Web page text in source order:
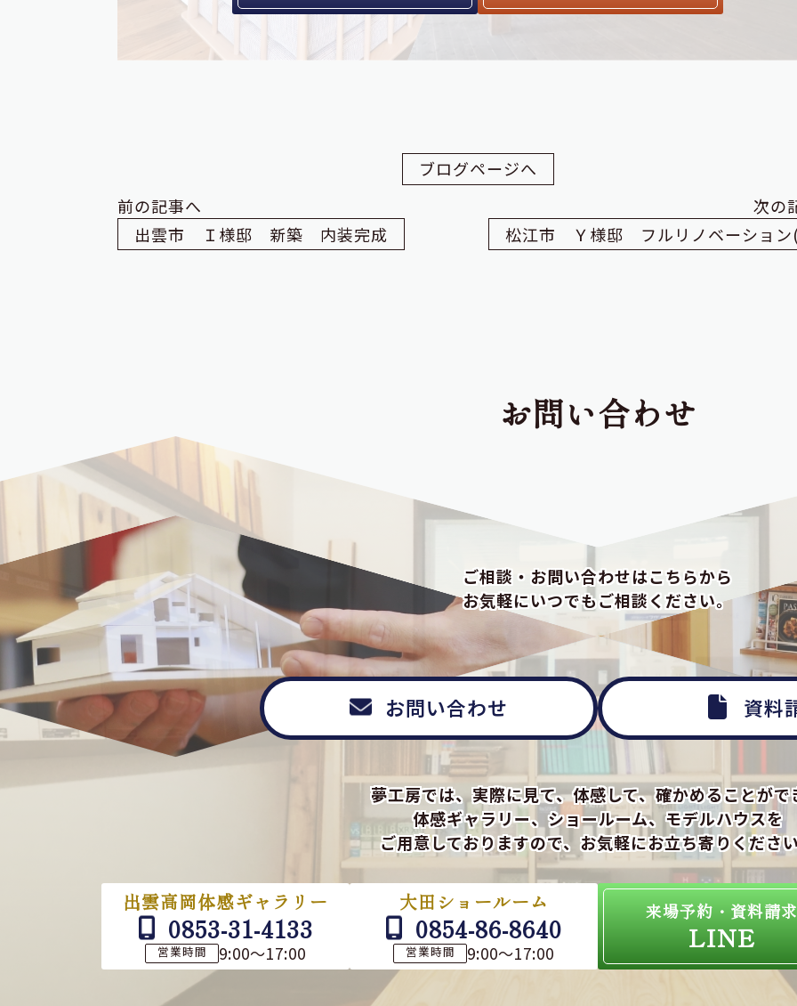
ブログページへ
前の記事へ
出雲市 Ｉ様邸 新築 内装完成
次の
お問い合わせ
ご相談・お問い合わせはこちらから
お気軽にいつでもご相談ください。
お問い合わせ 資料
夢工房では、実際に見て、体感して、確かめることがで
体感ギャラリー、ショールーム、モデルハウスを
ご用意しておりますので、お気軽にお立ち寄りくださ
出雲高岡体感ギャラリー
0853-31-4133
営業時間 9:00～17:00
大田ショールーム
0854-86-8640
営業時間 9:00～17:00
来場予約・資料請求
LINE